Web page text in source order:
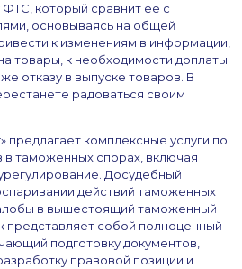
ФТС, который сравнит ее с
основываясь на общей
к изменениям в информации,
товары, к необходимости доплаты
отказу в выпуске товаров. В
радоваться своим
предлагает комплексные услуги по
таможенных спорах, включая
Досудебный
действий таможенных
в вышестоящий таможенный
представляет собой полноценный
подготовку документов,
правовой позиции и